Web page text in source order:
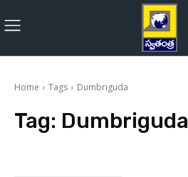
Home Tags Dumbriguda
Tag: Dumbriguda